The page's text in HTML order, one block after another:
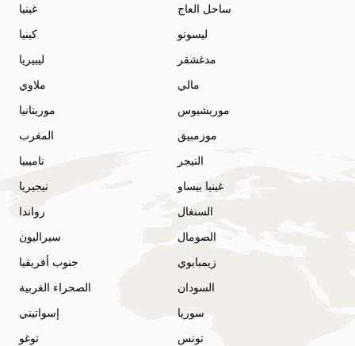
غينيا
ساحل العاج
كينيا
ليسوتو
ليبيريا
مدغشقر
ملاوي
مالي
موريتانيا
موريشيوس
المغرب
موزمبيق
ناميبيا
النيجر
نيجيريا
غينيا بيساو
رواندا
السنغال
سيراليون
الصومال
جنوب أفريقيا
زيمبابوي
الصحراء الغربية
السودان
إسواتيني
سوريا
توغو
تونس